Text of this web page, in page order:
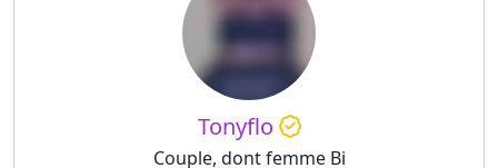
Tonyflo
Couple, dont femme Bi